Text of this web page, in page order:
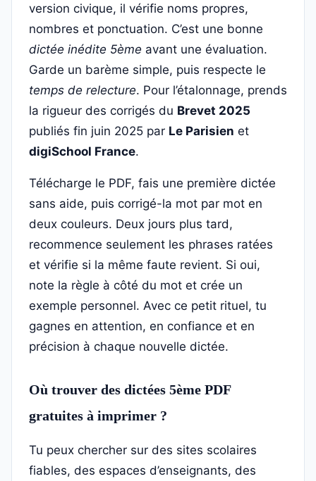
version civique, il vérifie noms propres,
nombres et ponctuation. C’est une bonne
dictée inédite 5ème avant une évaluation.
Garde un barème simple, puis respecte le
temps de relecture. Pour l’étalonnage, prends
la rigueur des corrigés du Brevet 2025
publiés fin juin 2025 par Le Parisien et
digiSchool France.
Télécharge le PDF, fais une première dictée
sans aide, puis corrigé-la mot par mot en
deux couleurs. Deux jours plus tard,
recommence seulement les phrases ratées
et vérifie si la même faute revient. Si oui,
note la règle à côté du mot et crée un
exemple personnel. Avec ce petit rituel, tu
gagnes en attention, en confiance et en
précision à chaque nouvelle dictée.
Où trouver des dictées 5ème PDF
gratuites à imprimer ?
Tu peux chercher sur des sites scolaires
fiables, des espaces d’enseignants, des